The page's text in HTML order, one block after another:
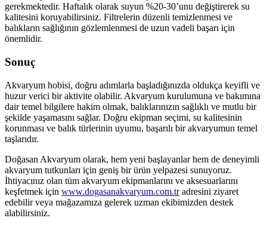
gerekmektedir. Haftalık olarak suyun %20-30’unu değiştirerek su
kalitesini koruyabilirsiniz. Filtrelerin düzenli temizlenmesi ve
balıkların sağlığının gözlemlenmesi de uzun vadeli başarı için
önemlidir.
Sonuç
Akvaryum hobisi, doğru adımlarla başladığınızda oldukça keyifli ve
huzur verici bir aktivite olabilir. Akvaryum kurulumuna ve bakımına
dair temel bilgilere hakim olmak, balıklarınızın sağlıklı ve mutlu bir
şekilde yaşamasını sağlar. Doğru ekipman seçimi, su kalitesinin
korunması ve balık türlerinin uyumu, başarılı bir akvaryumun temel
taşlarıdır.
Doğasan Akvaryum olarak, hem yeni başlayanlar hem de deneyimli
akvaryum tutkunları için geniş bir ürün yelpazesi sunuyoruz.
İhtiyacınız olan tüm akvaryum ekipmanlarını ve aksesuarlarını
keşfetmek için www.dogasanakvaryum.com.tradresini ziyaret
edebilir veya mağazamıza gelerek uzman ekibimizden destek
alabilirsiniz.